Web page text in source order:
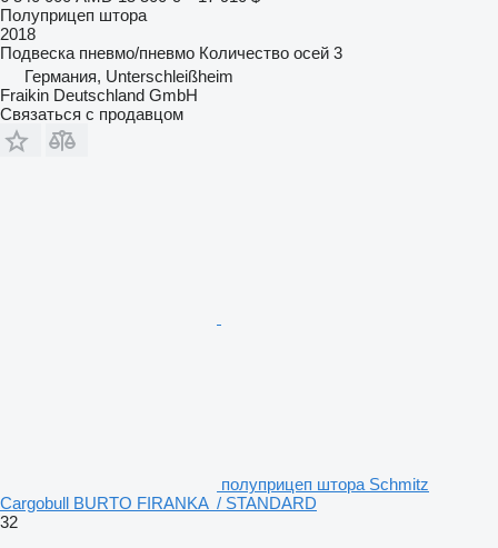
Полуприцеп штора
2018
Подвеска пневмо/пневмо Количество осей 3
Германия, Unterschleißheim
Fraikin Deutschland GmbH
Связаться с продавцом
полуприцеп штора Schmitz
Cargobull BURTO FIRANKA / STANDARD
32